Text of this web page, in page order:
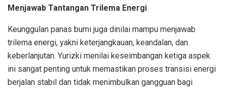
Menjawab Tantangan Trilema Energi
Keunggulan panas bumi juga dinilai mampu menjawab
trilema energi, yakni keterjangkauan, keandalan, dan
keberlanjutan. Yurizki menilai keseimbangan ketiga aspek
ini sangat penting untuk memastikan proses transisi energi
berjalan stabil dan tidak menimbulkan gangguan bagi